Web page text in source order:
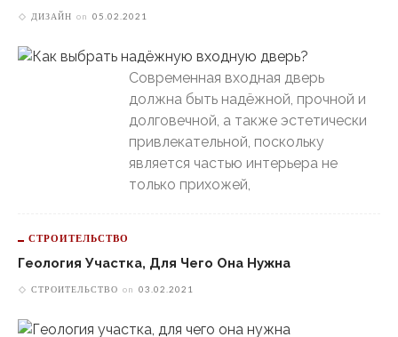
ДИЗАЙН on 05.02.2021
Современная входная дверь
должна быть надёжной, прочной и
долговечной, а также эстетически
привлекательной, поскольку
является частью интерьера не
только прихожей,
СТРОИТЕЛЬСТВО
Геология Участка, Для Чего Она Нужна
СТРОИТЕЛЬСТВО on 03.02.2021